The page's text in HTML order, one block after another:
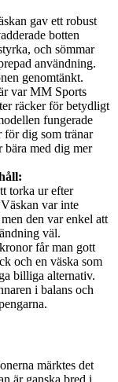
gav ett robust
botten
och sömmar
användning.
genomtänkt.
var MM Sports
räcker för betydligt
fungerade
för dig som tränar
bära med dig mer
torka ur efter
var inte
den var enkel att
väl.
får man gott
och en väska som
billiga alternativ.
i balans och
märktes det